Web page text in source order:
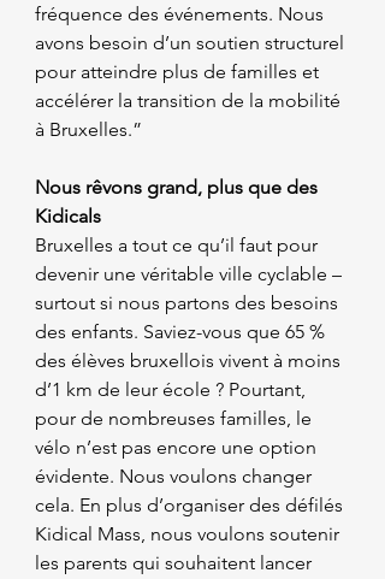
fréquence des événements. Nous
avons besoin d’un soutien structurel
pour atteindre plus de familles et
accélérer la transition de la mobilité
à Bruxelles.”
Nous rêvons grand, plus que des
Kidicals
Bruxelles a tout ce qu’il faut pour
devenir une véritable ville cyclable –
surtout si nous partons des besoins
des enfants. Saviez-vous que 65 %
des élèves bruxellois vivent à moins
d’1 km de leur école ? Pourtant,
pour de nombreuses familles, le
vélo n’est pas encore une option
évidente. Nous voulons changer
cela. En plus d’organiser des défilés
Kidical Mass, nous voulons soutenir
les parents qui souhaitent lancer